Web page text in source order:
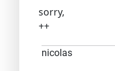
sorry,
++
nicolas